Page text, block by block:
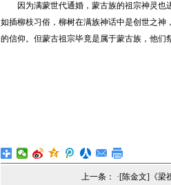
因为满蒙世代通婚，蒙古族的祖宗神灵也
如插柳枝习俗，柳树在满族神话中是创世之
的信仰。但蒙古祖宗毕竟是属于蒙古族，他们
上一条： ·[陈金文]《梁